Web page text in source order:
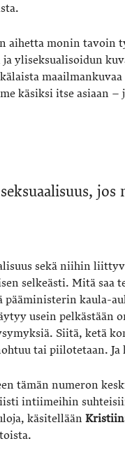
aihetta monin tavoin
ja yliseksualisoidun
käsiksi itse asiaan
sekä niihin
selkeästi. Mitä saa
pääministerin kaula-
usein pelkästään
Siitä, ketä
tai piilotetaan. Ja
tämän numeron
intiimeihin
käsitellään